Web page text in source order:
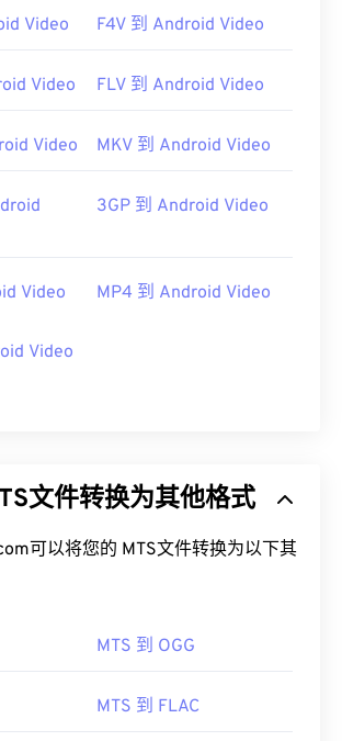
Video F4V 到 Android Video
Video FLV 到 Android Video
Video MKV 到 Android Video
3GP 到 Android Video
Video MP4 到 Android Video
Video
文件转换为其他格式
可以将您的 MTS文件转换为以下其
MTS 到 OGG
MTS 到 FLAC